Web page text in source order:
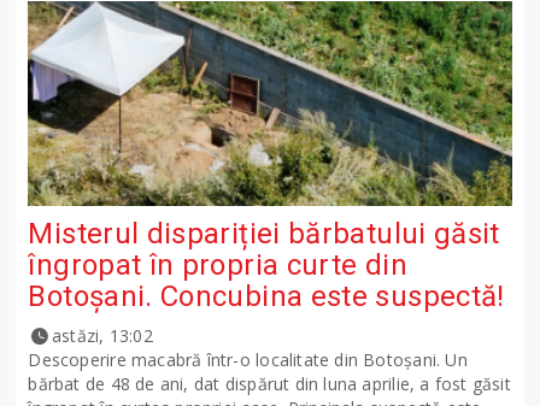
Misterul dispariției bărbatului găsit
îngropat în propria curte din
Botoșani. Concubina este suspectă!
astăzi, 13:02
Descoperire macabră într-o localitate din Botoșani. Un
bărbat de 48 de ani, dat dispărut din luna aprilie, a fost găsit